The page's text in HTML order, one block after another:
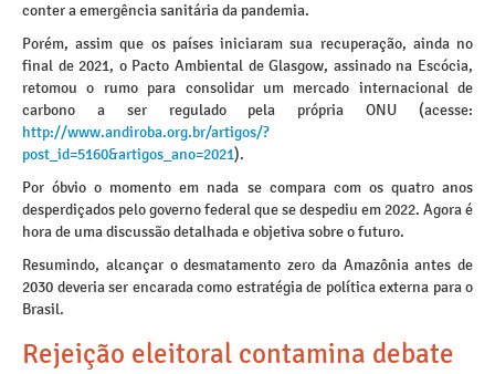
conter a emergência sanitária da pandemia.
Porém, assim que os países iniciaram sua recuperação, ainda no
final de 2021, o Pacto Ambiental de Glasgow, assinado na Escócia,
retomou o rumo para consolidar um mercado internacional de
carbono a ser regulado pela própria ONU (acesse:
http://www.andiroba.org.br/artigos/?
post_id=5160&artigos_ano=2021).
Por óbvio o momento em nada se compara com os quatro anos
desperdiçados pelo governo federal que se despediu em 2022. Agora é
hora de uma discussão detalhada e objetiva sobre o futuro.
Resumindo, alcançar o desmatamento zero da Amazônia antes de
2030 deveria ser encarada como estratégia de política externa para o
Brasil.
Rejeição eleitoral contamina debate